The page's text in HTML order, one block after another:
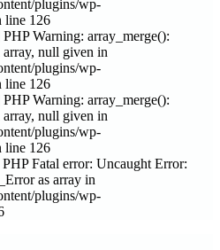
plugins/wp-
line 126
Warning: array_merge():
array, null given in
plugins/wp-
line 126
Warning: array_merge():
array, null given in
plugins/wp-
line 126
Fatal error: Uncaught Error:
as array in
plugins/wp-